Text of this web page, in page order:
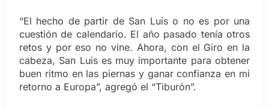
“El hecho de partir de San Luis o no es por una
cuestión de calendario. El año pasado tenía otros
retos y por eso no vine. Ahora, con el Giro en la
cabeza, San Luis es muy importante para obtener
buen ritmo en las piernas y ganar confianza en mi
retorno a Europa”, agregó el “Tiburón”.